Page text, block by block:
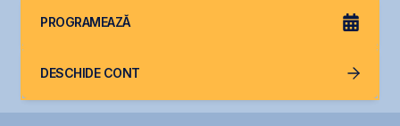
PROGRAMEAZĂ
DESCHIDE CONT